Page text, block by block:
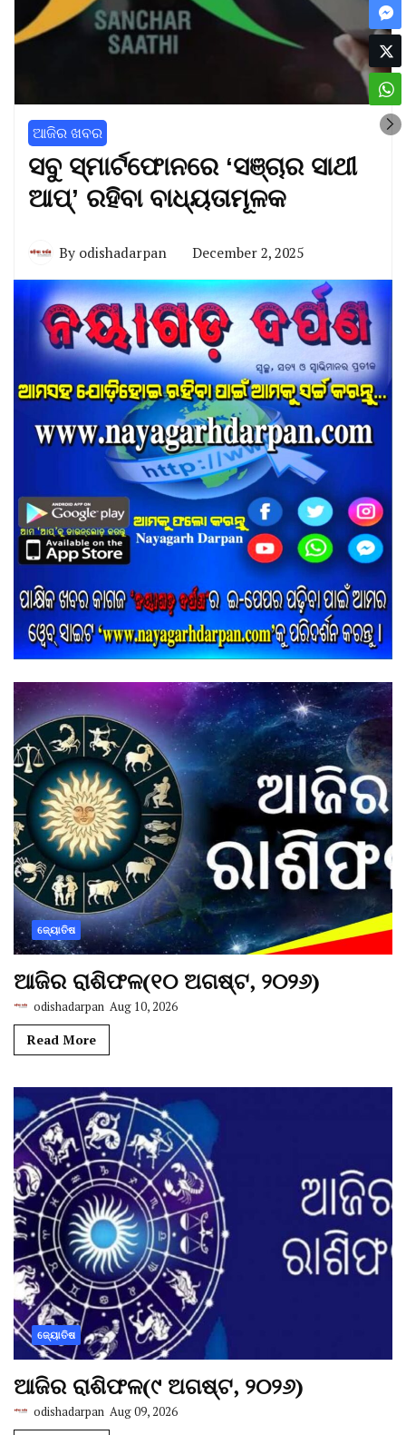
ଆଜିର ଖବର
ସବୁ ସ୍ମାର୍ଟଫୋନରେ ‘ସଞ୍ଚାର ସାଥୀ
ଆପ୍‌’ ରହିବା ବାଧ୍ୟତାମୂଳକ
By odishadarpan December 2, 2025
ଜ୍ୟୋତିଷ
ଆଜିର ରାଶିଫଳ(୧୦ ଅଗଷ୍ଟ, ୨୦୨୬)
odishadarpan Aug 10, 2026
Read More
ଜ୍ୟୋତିଷ
ଆଜିର ରାଶିଫଳ(୯ ଅଗଷ୍ଟ, ୨୦୨୬)
odishadarpan Aug 09, 2026